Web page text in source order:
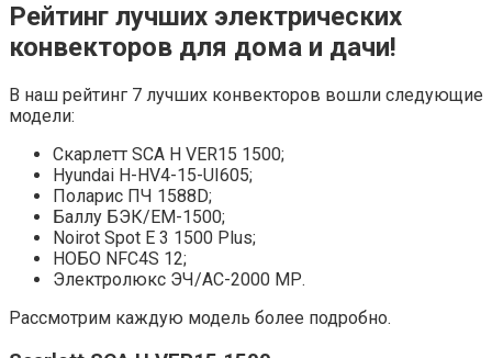
Рейтинг лучших электрических
конвекторов для дома и дачи!
В наш рейтинг 7 лучших конвекторов вошли следующие
модели:
Скарлетт SCA H VER15 1500;
Hyundai H-HV4-15-UI605;
Поларис ПЧ 1588D;
Баллу БЭК/ЕМ-1500;
Noirot Spot E 3 1500 Plus;
НОБО NFC4S 12;
Электролюкс ЭЧ/АС-2000 МР.
Рассмотрим каждую модель более подробно.